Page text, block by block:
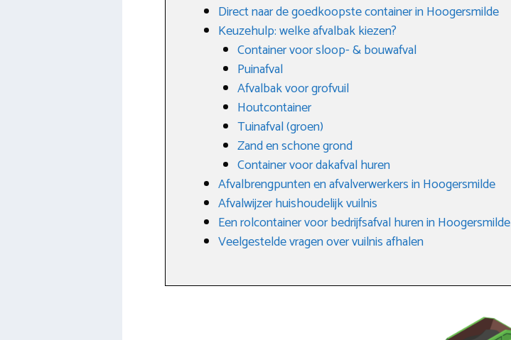
Direct naar de goedkoopste container in Hoogersmilde
Keuzehulp: welke afvalbak kiezen?
Container voor sloop- & bouwafval
Puinafval
Afvalbak voor grofvuil
Houtcontainer
Tuinafval (groen)
Zand en schone grond
Container voor dakafval huren
Afvalbrengpunten en afvalverwerkers in Hoogersmilde
Afvalwijzer huishoudelijk vuilnis
Een rolcontainer voor bedrijfsafval huren in Hoogersmilde
Veelgestelde vragen over vuilnis afhalen